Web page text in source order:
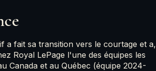
a fait sa transition vers le courtage et a,
Royal LePage l'une des équipes les
Canada et au Québec (équipe 2024-